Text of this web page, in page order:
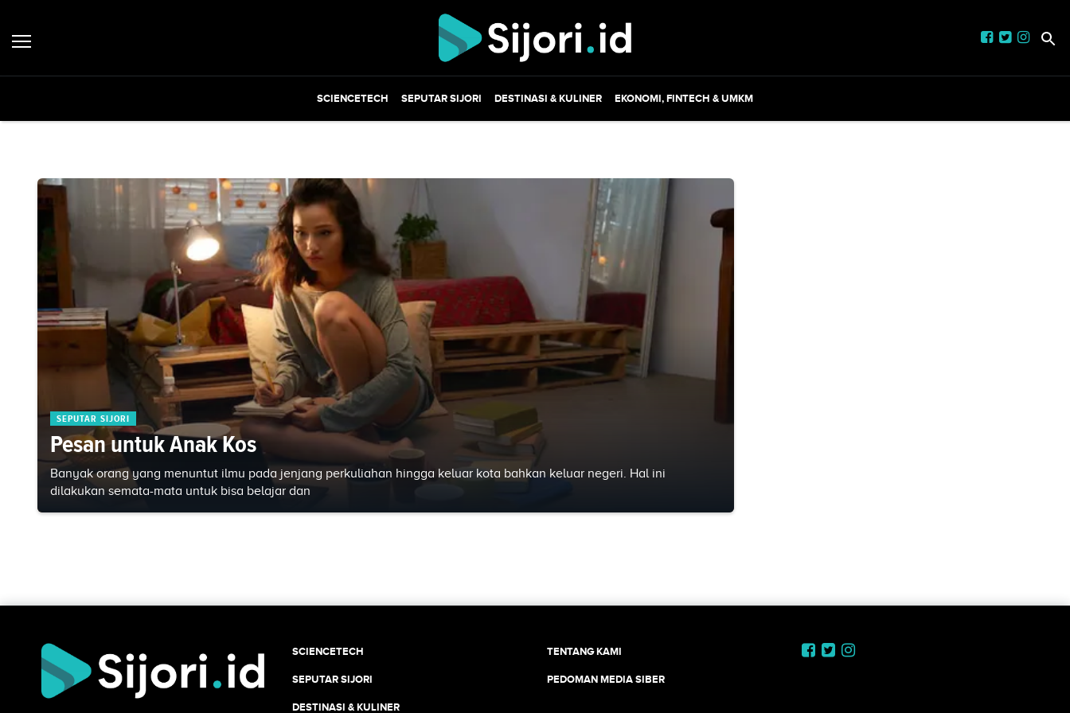
SCIENCETECH SEPUTAR SIJORI DESTINASI & KULINER EKONOMI, FINTECH & UMKM
SEPUTAR SIJORI
Pesan untuk Anak Kos
Banyak orang yang menuntut ilmu pada jenjang perkuliahan hingga keluar kota bahkan keluar negeri. Hal ini
dilakukan semata-mata untuk bisa belajar dan
SCIENCETECH
SEPUTAR SIJORI
DESTINASI & KULINER
TENTANG KAMI
PEDOMAN MEDIA SIBER